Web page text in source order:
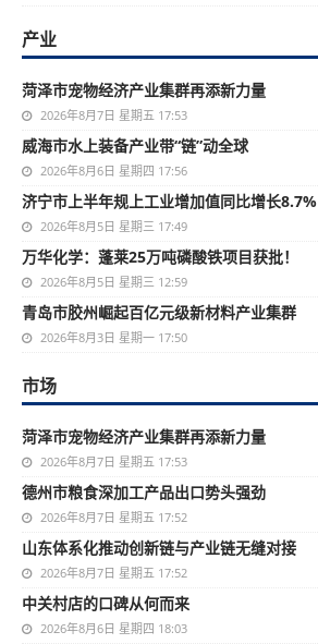
产业
菏泽市宠物经济产业集群再添新力量
2026年8月7日 星期五 17:53
威海市水上装备产业带“链”动全球
2026年8月6日 星期四 17:56
济宁市上半年规上工业增加值同比增长8.7%
2026年8月5日 星期三 17:49
万华化学：蓬莱25万吨磷酸铁项目获批！
2026年8月5日 星期三 12:59
青岛市胶州崛起百亿元级新材料产业集群
2026年8月3日 星期一 17:50
市场
菏泽市宠物经济产业集群再添新力量
2026年8月7日 星期五 17:53
德州市粮食深加工产品出口势头强劲
2026年8月7日 星期五 17:52
山东体系化推动创新链与产业链无缝对接
2026年8月7日 星期五 17:52
中关村店的口碑从何而来
2026年8月6日 星期四 18:03